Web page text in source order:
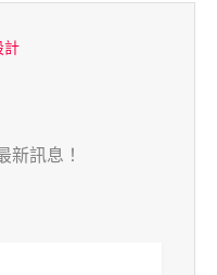
計
新訊息！